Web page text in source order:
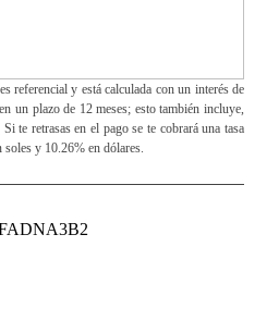
referencial y está calculada con un interés de
un plazo de 12 meses; esto también incluye,
te retrasas en el pago se te cobrará una tasa
y 10.26% en dólares.